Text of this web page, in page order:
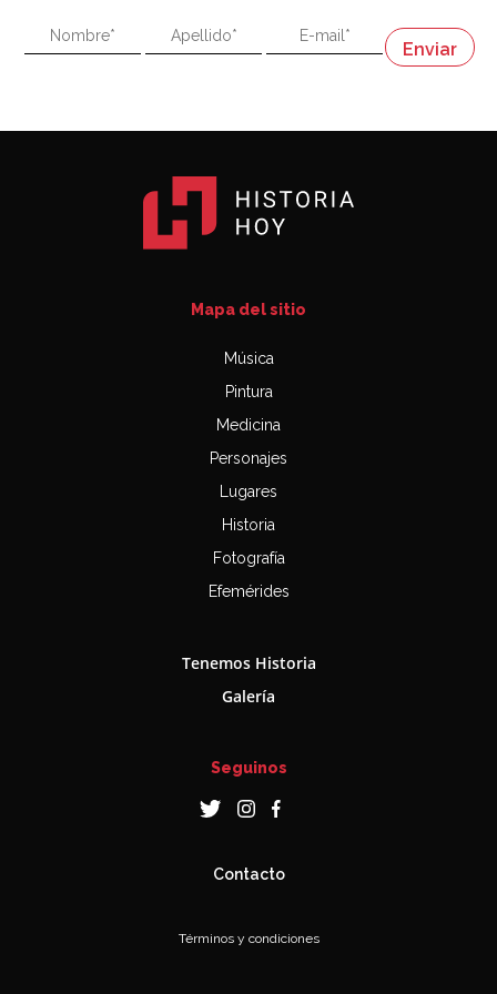
"En política, la estupidez no es una desventaja"
Napoleón
Mapa del sitio
Música
Pintura
Medicina
Personajes
Lugares
Historia
Fotografía
Efemérides
Tenemos Historia
Galería
Seguinos
Contacto
Términos y condiciones